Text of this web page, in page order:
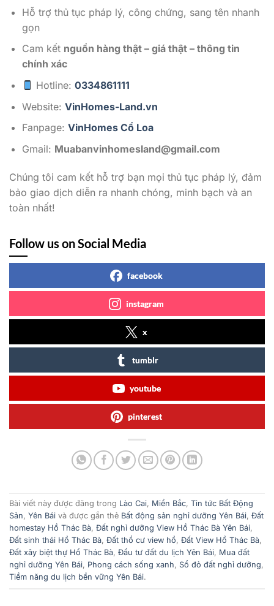
Hỗ trợ thủ tục pháp lý, công chứng, sang tên nhanh
gọn
Cam kết nguồn hàng thật – giá thật – thông tin
chính xác
Hotline:0334861111
Website: VinHomes-Land.vn
Fanpage: VinHomes Cổ Loa
Gmail: Muabanvinhomesland@gmail.com
Chúng tôi cam kết hỗ trợ bạn mọi thủ tục pháp lý, đảm
bảo giao dịch diễn ra nhanh chóng, minh bạch và an
toàn nhất!
Follow us on Social Media
facebook
instagram
x
tumblr
youtube
pinterest
Bài viết này được đăng trong Lào Cai, Miền Bắc, Tin tức Bất Động
Sản, Yên Bái và được gắn thẻ Bất động sản nghỉ dưỡng Yên Bái, Đất
homestay Hồ Thác Bà, Đất nghỉ dưỡng View Hồ Thác Bà Yên Bái,
Đất sinh thái Hồ Thác Bà, Đất thổ cư view hồ, Đất View Hồ Thác Bà,
Đất xây biệt thự Hồ Thác Bà, Đầu tư đất du lịch Yên Bái, Mua đất
nghỉ dưỡng Yên Bái, Phong cách sống xanh, Sổ đỏ đất nghỉ dưỡng,
Tiềm năng du lịch bền vững Yên Bái.